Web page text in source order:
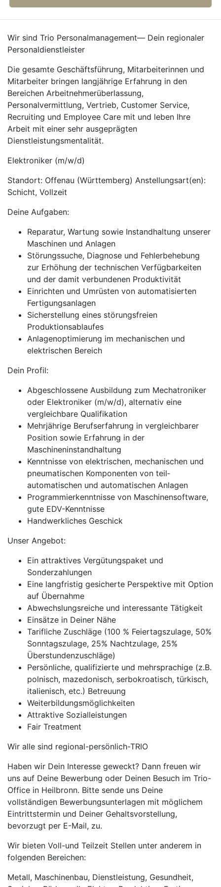
Wir sind Trio Personalmanagement— Dein regionaler
Personaldienstleister
Die gesamte Geschäftsführung, Mitarbeiterinnen und
Mitarbeiter bringen langjährige Erfahrung in den
Bereichen Arbeitnehmerüberlassung,
Personalvermittlung, Vertrieb, Customer Service,
Recruiting und Employee Care mit und leben Ihre
Arbeit mit einer sehr ausgeprägten
Dienstleistungsmentalität.
Elektroniker (m/w/d)
Standort: Offenau (Württemberg) Anstellungsart(en):
Schicht, Vollzeit
Deine Aufgaben:
Reparatur, Wartung sowie Instandhaltung unserer
Maschinen und Anlagen
Störungssuche, Diagnose und Fehlerbehebung
zur Erhöhung der technischen Verfügbarkeiten
und der damit verbundenen Produktivität
Einrichten und Umrüsten von automatisierten
Fertigungsanlagen
Sicherstellung eines störungsfreien
Produktionsablaufes
Anlagenoptimierung im mechanischen und
elektrischen Bereich
Dein Profil:
Abgeschlossene Ausbildung zum Mechatroniker
oder Elektroniker (m/w/d), alternativ eine
vergleichbare Qualifikation
Mehrjährige Berufserfahrung in vergleichbarer
Position sowie Erfahrung in der
Maschineninstandhaltung
Kenntnisse von elektrischen, mechanischen und
pneumatischen Komponenten von teil­
automatischen und auto­matischen Anlagen
Programmierkenntnisse von Maschinensoftware,
gute EDV-Kenntnisse
Handwerkliches Geschick
Unser Angebot:
Ein attraktives Vergütungspaket und
Sonderzahlungen
Eine langfristig gesicherte Perspektive mit Option
auf Übernahme
Abwechslungsreiche und interessante Tätigkeit
Einsätze in Deiner Nähe
Tarifliche Zuschläge (100 % Feiertagszulage, 50%
Sonntagszulage, 25% Nachtzulage, 25%
Überstundenzuschläge)
Persönliche, qualifizierte und mehrsprachige (z.B.
polnisch, mazedonisch, serbokroatisch, türkisch,
italienisch, etc.) Betreuung
Weiterbildungsmöglichkeiten
Attraktive Sozialleistungen
Fair Treatment
Wir alle sind regional-persönlich-TRIO
Haben wir Dein Interesse geweckt? Dann freuen wir
uns auf Deine Bewerbung oder Deinen Besuch im Trio-
Office in Heilbronn. Bitte sende uns Deine
vollständigen Bewerbungsunterlagen mit möglichem
Eintrittstermin und Deiner Gehaltsvorstellung,
bevorzugt per E-Mail, zu.
Wir bieten Voll-und Teilzeit Stellen unter anderem in
folgenden Bereichen:
Metall, Maschinenbau, Dienstleistung, Gesundheit,